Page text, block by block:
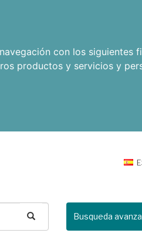
con los siguientes
productos y servicios y
Busqueda